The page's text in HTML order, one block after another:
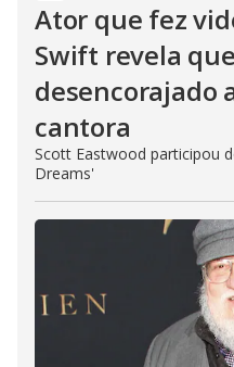
Ator que fez
Swift revela
desencorajado
cantora
Scott Eastwood participou
Dreams'